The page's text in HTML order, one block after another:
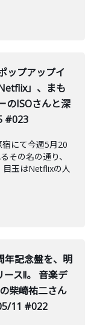
ップアップイ
」、まも
のISOさんと深
#023
宿にて今週5月20
その名の通り、
目玉はNetflixの人
年記念盤を、明
ス!!。 音楽デ
柴崎祐二さん
11 #022